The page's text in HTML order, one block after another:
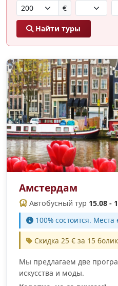
€
Найти туры
Амстердам
Автобусный тур 15.08 -
100% cостоится. Места
Скидка 25 € за 15
Мы предлагаем две
искусства и моды.